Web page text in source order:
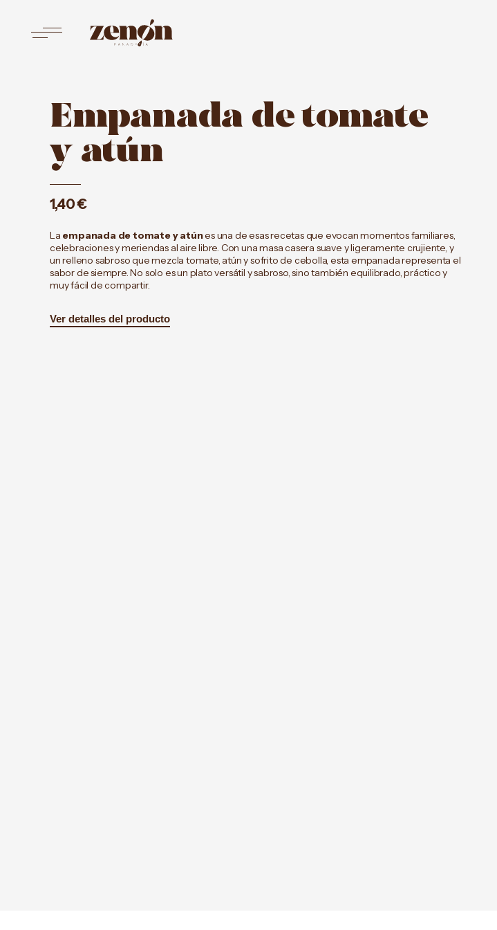
contenido
Panadería
Empanada de tomate
y atún
1,40€
La empanada de tomate y atúnes una de esas recetas que evocan momentos familiares,
celebraciones y meriendas al aire libre. Con una masa casera suave y ligeramente crujiente, y
un relleno sabroso que mezcla tomate, atún y sofrito de cebolla, esta empanada representa el
sabor de siempre. No solo es un plato versátil y sabroso, sino también equilibrado, práctico y
muy fácil de compartir.
Ver detalles del producto